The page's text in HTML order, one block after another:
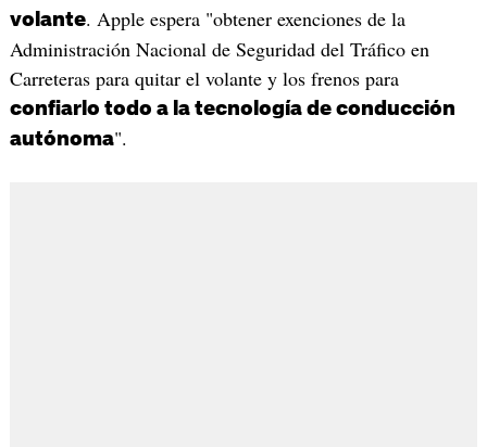
volante. Apple espera "obtener exenciones de la
Administración Nacional de Seguridad del Tráfico en
Carreteras para quitar el volante y los frenos para
confiarlo todo a la tecnología de conducción
autónoma".